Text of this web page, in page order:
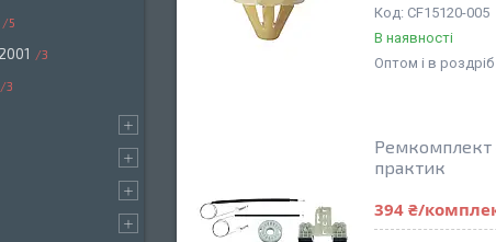
CF15120-005
В наявності
Оптом і в роздріб
Ремкомплект
практик
394 ₴/
5
3
3